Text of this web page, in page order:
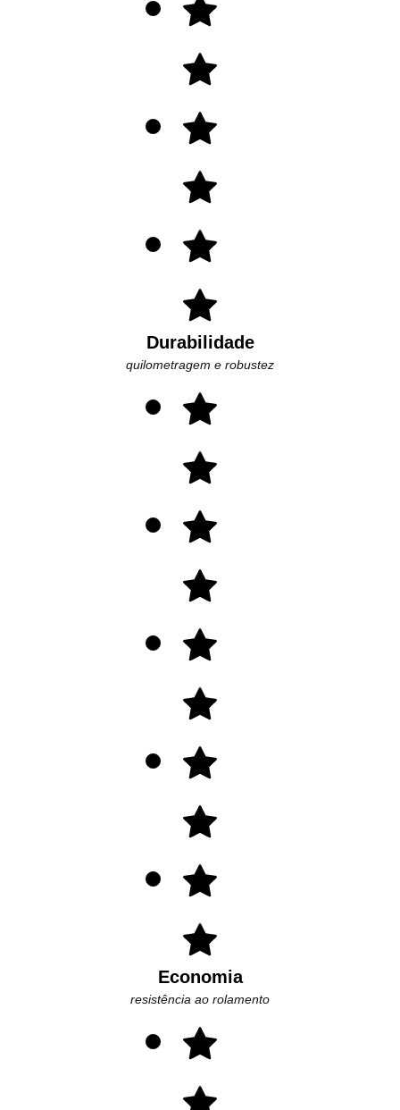
Durabilidade
quilometragem e robustez
Economia
resistência ao rolamento